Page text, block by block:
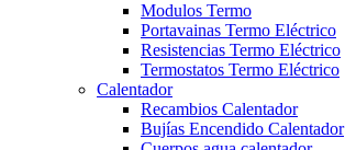
Modulos Termo
Portavainas Termo Eléctrico
Resistencias Termo Eléctrico
Termostatos Termo Eléctrico
Calentador
Recambios Calentador
Bujías Encendido Calentador